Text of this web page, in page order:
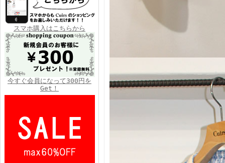
FINEBOYS2025年5月号
FINEBOYS2025年4月号
スマホ購入はこちらから
今すぐ会員になって300円を
Get！